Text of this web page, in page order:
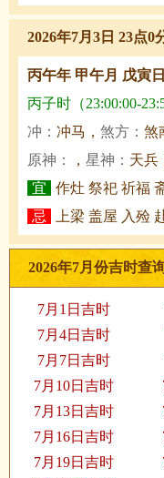
2026年7月3日 23点0
丙午年 甲午月 戊寅
丙子时（23:00:00-
冲： 冲马， 煞方： 煞
原神：
， 星神： 天兵
宜
作灶 祭祀 祈福
忌
上梁 盖屋 入殓
2026年7月份吉时查
7月1日吉时
7月4日吉时
7月7日吉时
7月10日吉时
7月13日吉时
7月16日吉时
7月19日吉时